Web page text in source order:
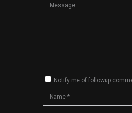
Notify me of followup